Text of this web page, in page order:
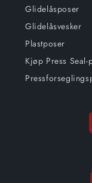
Glidelåsposer
Glidelåsvesker
Plastposer
Kjøp Press Seal-